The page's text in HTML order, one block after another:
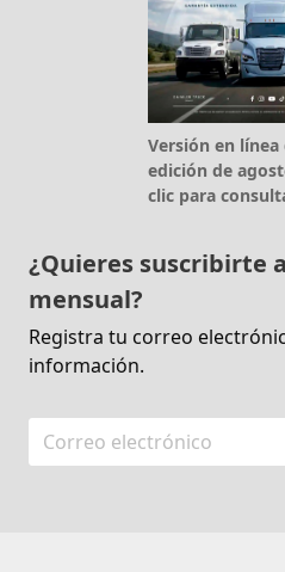
Versión en
edición de
clic para
¿Quieres suscribirte
mensual?
Registra tu correo
información.